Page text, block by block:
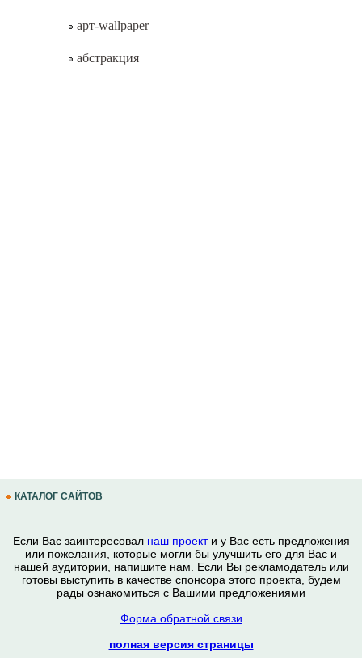
арт-wallpaper
абстракция
КАТАЛОГ САЙТОВ
Если Вас заинтересовал наш проекти у Вас есть предложения
или пожелания, которые могли бы улучшить его для Вас и
нашей аудитории, напишите нам. Если Вы рекламодатель или
готовы выступить в качестве спонсора этого проекта, будем
рады ознакомиться с Вашими предложениями
Форма обратной связи
полная версия страницы